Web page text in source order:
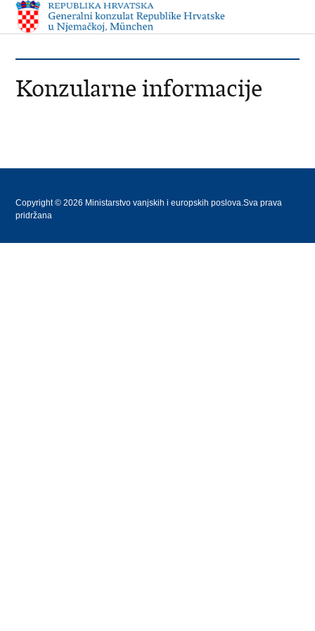
Konzularne informacije
Copyright © 2026 Ministarstvo vanjskih i europskih poslova.Sva prava
pridržana